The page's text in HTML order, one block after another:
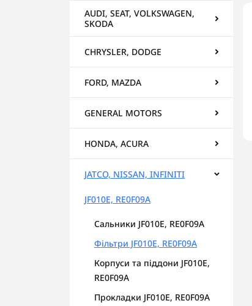
AUDI, SEAT, VOLKSWAGEN,
SKODA
CHRYSLER, DODGE
FORD, MAZDA
GENERAL MOTORS
HONDA, ACURA
JATCO, NISSAN, INFINITI
JF010E, RE0F09A
Сальники JF010E, RE0F09A
Фільтри JF010E, RE0F09A
Корпуси та піддони JF010E,
RE0F09A
Прокладки JF010E, RE0F09A